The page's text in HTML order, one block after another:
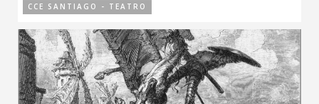
CCE SANTIAGO - TEATRO